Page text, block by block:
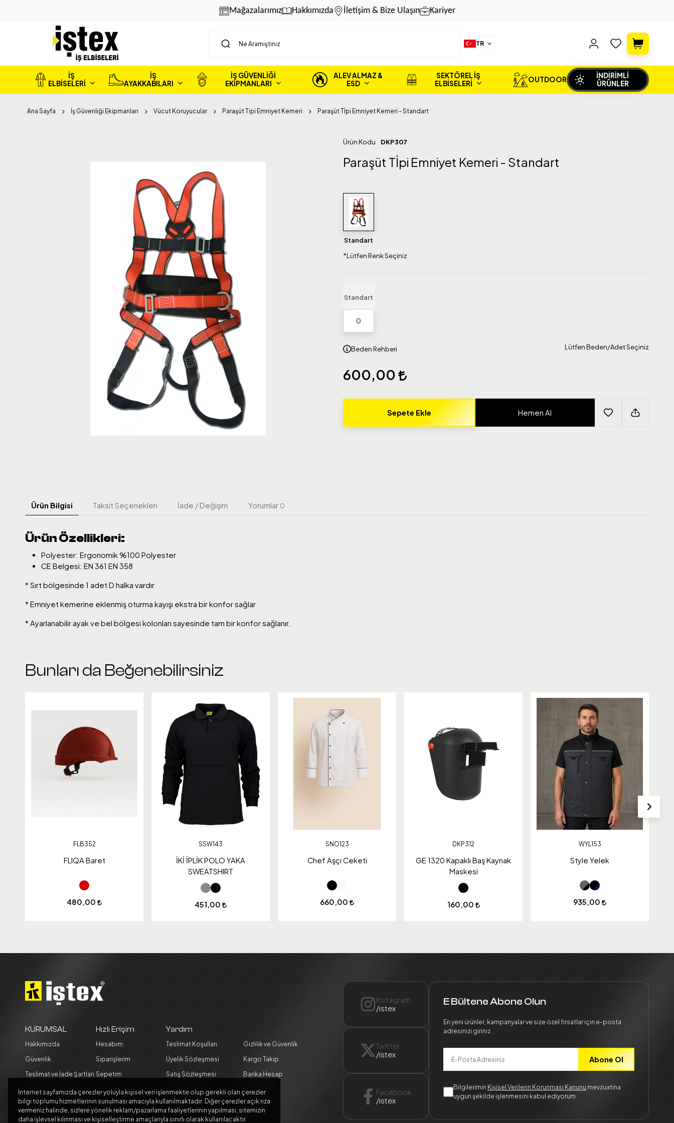
Mağazalarımız Hakkımızda İletişim & Bize Ulaşın Kariyer
TR
İŞ
ELBİSELERİ
İŞ
AYAKKABILARI
İŞ GÜVENLİĞİ
EKİPMANLARI
ALEV ALMAZ &
ESD
SEKTÖREL İŞ
ELBİSELERİ
OUTDOOR
İNDİRİMLİ
ÜRÜNLER
Ana Sayfa İş Güvenliği Ekipmanları Vücut Koruyucular Paraşüt Tipi Emniyet Kemeri Paraşüt Tİpi Emniyet Kemeri - Standart
Ürün Kodu DKP307
Paraşüt Tİpi Emniyet Kemeri - Standart
Standart
*Lütfen Renk Seçiniz
Standart
Beden Rehberi Lütfen Beden/Adet Seçiniz
600,00
Sepete Ekle Hemen Al
Ürün Bilgisi Taksit Seçenekleri İade / Değişim Yorumlar 0
Ürün Özellikleri:
Polyester: Ergonomik %100 Polyester
CE Belgesi: EN 361 EN 358
* Sırt bölgesinde 1 adet D halka vardır
* Emniyet kemerine eklenmiş oturma kayışı ekstra bir konfor sağlar
* Ayarlanabilir ayak ve bel bölgesi kolonları sayesinde tam bir konfor sağlanır.
Bunları da Beğenebilirsiniz
FLB352
FLIQA Baret
480,00
SSW143
İKİ İPLİK POLO YAKA
SWEATSHIRT
451,00
SNO123
Chef Aşçı Ceketi
660,00
DKP312
GE 1320 Kapaklı Baş Kaynak
Maskesi
160,00
WYL153
Style Yelek
935,00
KURUMSAL
Hakkımızda
Güvenlik
Teslimat ve İade Şartları
Kargo Seçenekleri
Blog
Hızlı Erişim
Hesabım
Siparişlerim
Sepetim
Yardım
Teslimat Koşulları
Üyelik Sözleşmesi
Satış Sözleşmesi
Garanti ve İade
Koşulları
Gizlilik ve Güvenlik
Kargo Takip
Banka Hesap
Instagram
/istex
Twitter
/istex
Facebook
/istex
E Bültene Abone Olun
En yeni ürünler, kampanyalar ve size özel fırsatlar için e-posta
adresinizi giriniz.
Abone Ol
Bilgilerimin Kişisel Verilerin Korunması Kanunu mevzuatına
uygun şekilde işlenmesini kabul ediyorum.
İnternet sayfamızda çerezler yoluyla kişisel veri işlenmekte olup gerekli olan çerezler
bilgi toplumu hizmetlerinin sunulması amacıyla kullanılmaktadır. Diğer çerezler açık rıza
vermeniz halinde, sizlere yönelik reklam/pazarlama faaliyetlerinin yapılması, sitemizin
daha işlevsel kılınması ve kişiselleştirme amaçlarıyla sınırlı olarak kullanılacaktır.